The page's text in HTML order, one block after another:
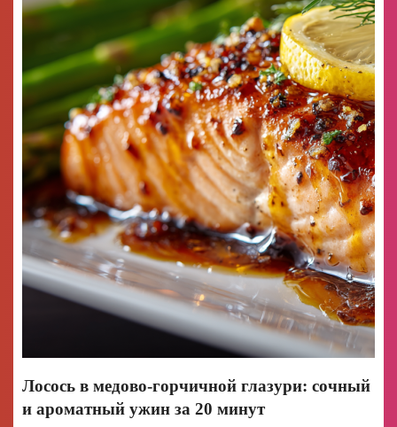
Лосось в медово-горчичной глазури: сочный
и ароматный ужин за 20 минут